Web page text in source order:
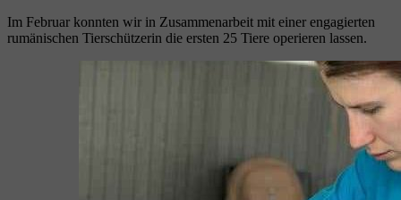
Im Februar konnten wir in Zusammenarbeit mit einer engagierten
rumänischen Tierschützerin die ersten 25 Tiere operieren lassen.